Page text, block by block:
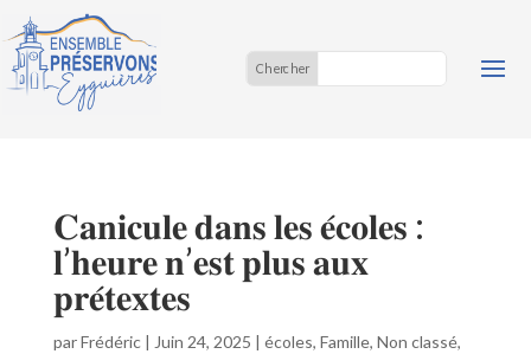
𝐂𝐚𝐧𝐢𝐜𝐮𝐥𝐞 𝐝𝐚𝐧𝐬 𝐥𝐞𝐬 𝐞́𝐜𝐨𝐥𝐞𝐬 :
𝐥’𝐡𝐞𝐮𝐫𝐞 𝐧’𝐞𝐬𝐭 𝐩𝐥𝐮𝐬 𝐚𝐮𝐱
𝐩𝐫𝐞́𝐭𝐞𝐱𝐭𝐞𝐬
parFrédéric| Juin 24, 2025 | écoles, Famille, Non classé,